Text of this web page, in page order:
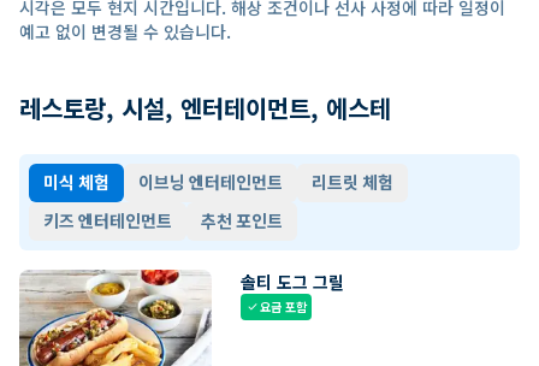
시각은 모두 현지 시간입니다. 해상 조건이나 선사 사정에 따라 일정이
예고 없이 변경될 수 있습니다.
레스토랑, 시설, 엔터테이먼트, 에스테
미식 체험 이브닝 엔터테인먼트
리트릿 체험
키즈 엔터테인먼트
추천 포인트
솔티 도그 그릴
check요금 포함